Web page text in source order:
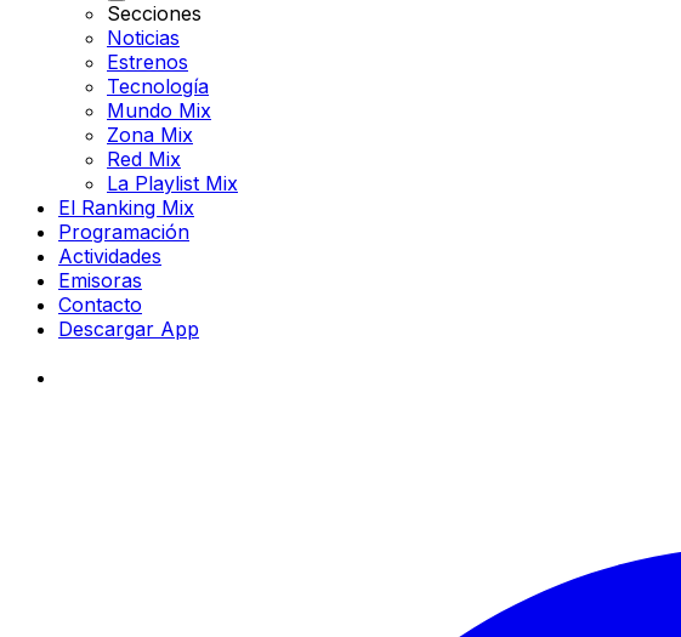
Secciones
Noticias
Estrenos
Tecnología
Mundo Mix
Zona Mix
Red Mix
La Playlist Mix
El Ranking Mix
Programación
Actividades
Emisoras
Contacto
Descargar App